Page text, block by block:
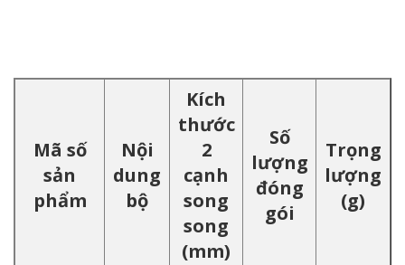
Mã số
sản
phẩm
Nội
dung
bộ
Kích
thước
2
cạnh
song
song
(mm)
Số
lượng
đóng
gói
Trọng
lượng
(g)